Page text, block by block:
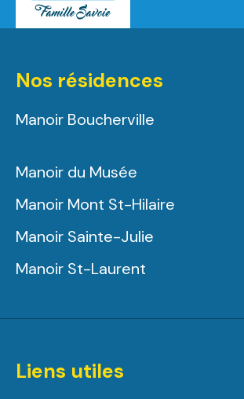
Nos résidences
Manoir Boucherville
Manoir du Musée
Manoir Mont St-Hilaire
Manoir Sainte-Julie
Manoir St-Laurent
Liens utiles